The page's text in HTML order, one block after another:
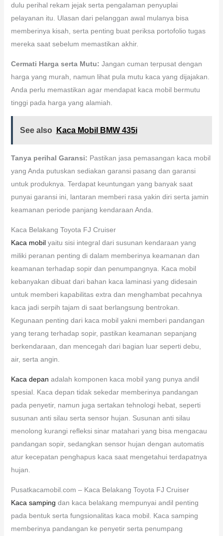
dulu perihal rekam jejak serta pengalaman penyuplai
pelayanan itu. Ulasan dari pelanggan awal mulanya bisa
memberinya kisah, serta penting buat periksa portofolio tugas
mereka saat sebelum memastikan akhir.
Cermati Harga serta Mutu: Jangan cuman terpusat dengan
harga yang murah, namun lihat pula mutu kaca yang dijajakan.
Anda perlu memastikan agar mendapat kaca mobil bermutu
tinggi pada harga yang alamiah.
See also Kaca Mobil BMW 435i
Tanya perihal Garansi: Pastikan jasa pemasangan kaca mobil
yang Anda putuskan sediakan garansi pasang dan garansi
untuk produknya. Terdapat keuntungan yang banyak saat
punyai garansi ini, lantaran memberi rasa yakin diri serta jamin
keamanan periode panjang kendaraan Anda.
Kaca Belakang Toyota FJ Cruiser
Kaca mobilyaitu sisi integral dari susunan kendaraan yang
miliki peranan penting di dalam memberinya keamanan dan
keamanan terhadap sopir dan penumpangnya. Kaca mobil
kebanyakan dibuat dari bahan kaca laminasi yang didesain
untuk memberi kapabilitas extra dan menghambat pecahnya
kaca jadi serpih tajam di saat berlangsung bentrokan.
Kegunaan penting dari kaca mobil yakni memberi pandangan
yang terang terhadap sopir, pastikan keamanan sepanjang
berkendaraan, dan mencegah dari bagian luar seperti debu,
air, serta angin.
Kaca depan adalah komponen kaca mobil yang punya andil
spesial. Kaca depan tidak sekedar memberinya pandangan
pada penyetir, namun juga sertakan tehnologi hebat, seperti
susunan anti silau serta sensor hujan. Susunan anti silau
menolong kurangi refleksi sinar matahari yang bisa mengacau
pandangan sopir, sedangkan sensor hujan dengan automatis
atur kecepatan penghapus kaca saat mengetahui terdapatnya
hujan.
Pusatkacamobil.com – Kaca Belakang Toyota FJ Cruiser
Kaca samping dan kaca belakang mempunyai andil penting
pada bentuk serta fungsionalitas kaca mobil. Kaca samping
memberinya pandangan ke penyetir serta penumpang